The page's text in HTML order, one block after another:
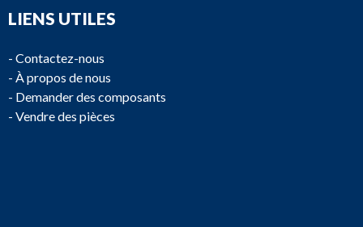
LIENS UTILES
- Contactez-nous
- À propos de nous
- Demander des composants
- Vendre des pièces